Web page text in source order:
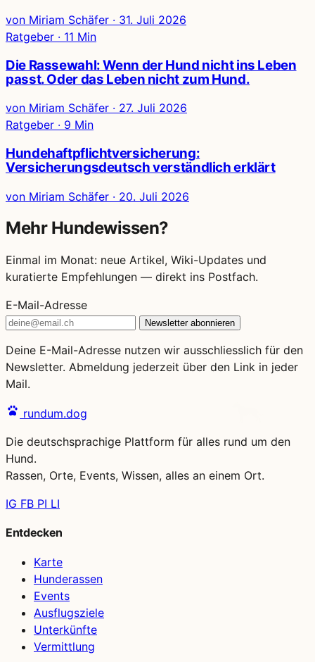
von Miriam Schäfer · 31. Juli 2026
Ratgeber · 11 Min
Die Rassewahl: Wenn der Hund nicht ins Leben
passt. Oder das Leben nicht zum Hund.
von Miriam Schäfer · 27. Juli 2026
Ratgeber · 9 Min
Hundehaftpflichtversicherung:
Versicherungsdeutsch verständlich erklärt
von Miriam Schäfer · 20. Juli 2026
Mehr Hundewissen?
Einmal im Monat: neue Artikel, Wiki-Updates und
kuratierte Empfehlungen — direkt ins Postfach.
E-Mail-Adresse
Newsletter abonnieren
Deine E-Mail-Adresse nutzen wir ausschliesslich für den
Newsletter. Abmeldung jederzeit über den Link in jeder
Mail.
rundum.dog
Die deutschsprachige Plattform für alles rund um den
Hund.
Rassen, Orte, Events, Wissen, alles an einem Ort.
IG FB PI LI
Entdecken
Karte
Hunderassen
Events
Ausflugsziele
Unterkünfte
Vermittlung